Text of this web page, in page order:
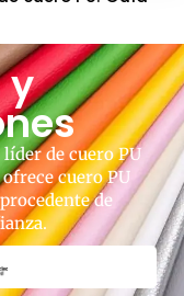
y
de cuero PU
cuero PU
de